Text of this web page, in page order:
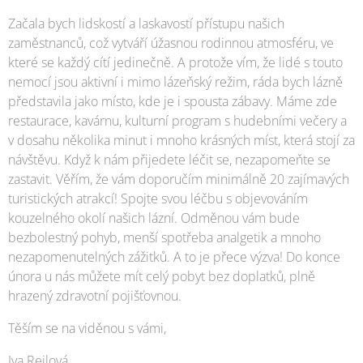
Začala bych lidskostí a laskavostí přístupu našich
zaměstnanců, což vytváří úžasnou rodinnou atmosféru, ve
které se každý cítí jedinečně. A protože vím, že lidé s touto
nemocí jsou aktivní i mimo lázeňský režim, ráda bych lázně
představila jako místo, kde je i spousta zábavy. Máme zde
restaurace, kavárnu, kulturní program s hudebními večery a
v dosahu několika minut i mnoho krásných míst, která stojí za
návštěvu. Když k nám přijedete léčit se, nezapomeňte se
zastavit. Věřím, že vám doporučím minimálně 20 zajímavých
turistických atrakcí! Spojte svou léčbu s objevováním
kouzelného okolí našich lázní. Odměnou vám bude
bezbolestný pohyb, menší spotřeba analgetik a mnoho
nezapomenutelných zážitků. A to je přece výzva! Do konce
února u nás můžete mít celý pobyt bez doplatků, plně
hrazený zdravotní pojišťovnou.
Těším se na viděnou s vámi,